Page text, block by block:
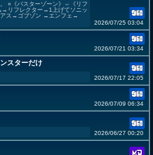
○《バスターゾーン》⇔《リフ
リフレクター→1上げてソニッ
ス→ゴブゾン →エンフェ→
2026/07/25 03:04
2026/07/21 03:34
スターだけ
2026/07/17 22:05
2026/07/09 06:34
2026/06/27 00:20